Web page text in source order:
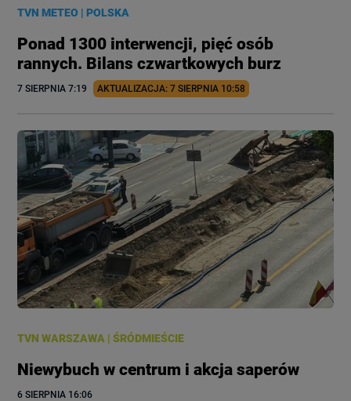
TVN METEO |POLSKA
Ponad 1300 interwencji, pięć osób
rannych. Bilans czwartkowych burz
7 SIERPNIA 7:19 AKTUALIZACJA: 7 SIERPNIA 10:58
TVN WARSZAWA |ŚRÓDMIEŚCIE
Niewybuch w centrum i akcja saperów
6 SIERPNIA 16:06